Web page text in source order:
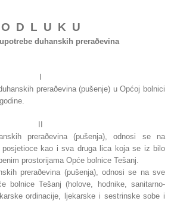
O D L U K U
duhanskih preraðevina
preraðevina (pušenje) u Općoj bolnici
preraðevina (pušenja), odnosi se na
posjetioce kao i sva druga lica koja se iz bilo
prostorijama Opće bolnice Tešanj.
preraðevina (pušenja), odnosi se na sve
bolnice Tešanj (holove, hodnike, sanitarno-
ordinacije, ljekarske i sestrinske sobe i